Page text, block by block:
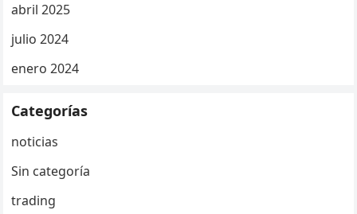
abril 2025
julio 2024
enero 2024
Categorías
noticias
Sin categoría
trading